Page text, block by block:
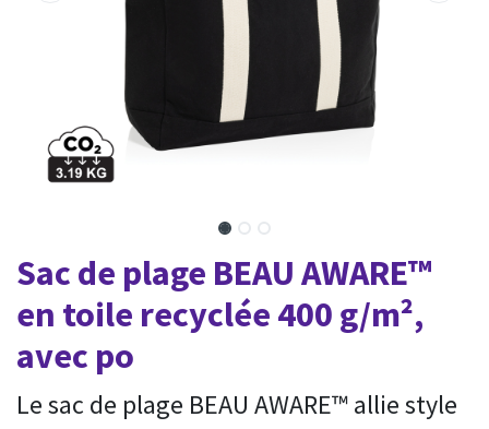
Sac de plage BEAU AWARE™
en toile recyclée 400 g/m²,
avec po
Le sac de plage BEAU AWARE™ allie style